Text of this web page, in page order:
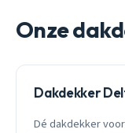
Onze
Dakdekker
Dé dakdekker